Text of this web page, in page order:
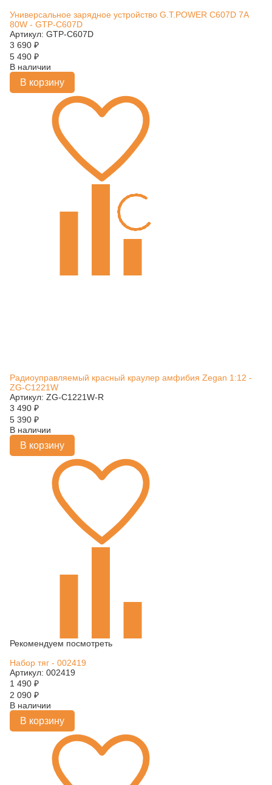
Универсальное зарядное устройство G.T.POWER C607D 7A
80W - GTP-C607D
Артикул: GTP-C607D
3 690 ₽
5 490 ₽
В наличии
В корзину
Радиоуправляемый красный краулер амфибия Zegan 1:12 -
ZG-C1221W
Артикул: ZG-C1221W-R
3 490 ₽
5 390 ₽
В наличии
В корзину
Рекомендуем посмотреть
Набор тяг - 002419
Артикул: 002419
1 490 ₽
2 090 ₽
В наличии
В корзину